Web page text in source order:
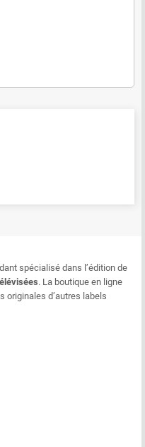
spécialisé dans l’édition de
. La boutique en ligne
originales d’autres labels